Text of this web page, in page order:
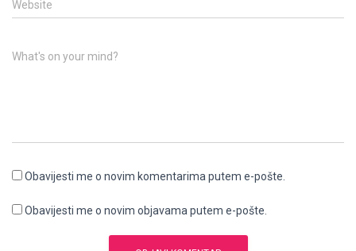
Website
What's on your mind?
Obavijesti me o novim komentarima putem e-pošte.
Obavijesti me o novim objavama putem e-pošte.